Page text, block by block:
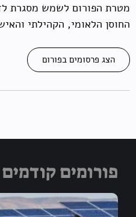
מטרת הפורום לשמש מסגרת
החוסן הלאומי, הקהילתי
הצג פרסומים בפורום
פורומים קודמים